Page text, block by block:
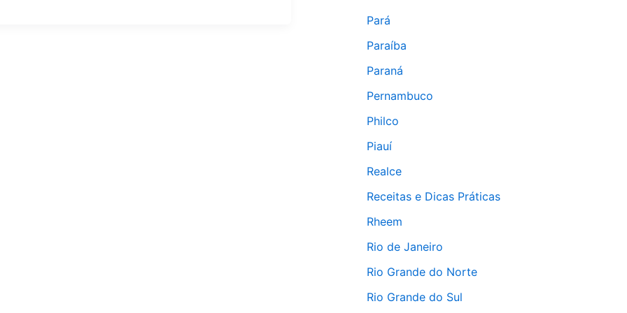
Pará
Paraíba
Paraná
Pernambuco
Philco
Piauí
Realce
Receitas e Dicas Práticas
Rheem
Rio de Janeiro
Rio Grande do Norte
Rio Grande do Sul